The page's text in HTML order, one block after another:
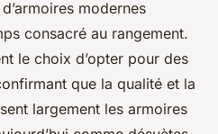
modernes
consacré au rangement.
le choix d’opter pour des
que la qualité et la
largement les armoires